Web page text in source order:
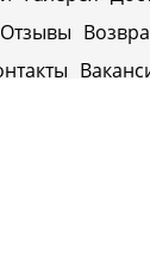
Отзывы